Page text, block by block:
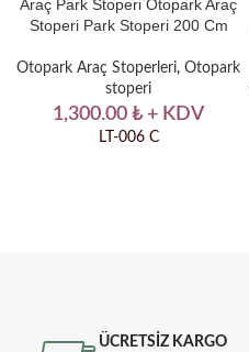
Araç Park Stoperi Otopark Araç
Stoperi Park Stoperi 200 Cm
Otopark Araç Stoperleri, Otopark
stoperi
1,300.00 ₺ + KDV
LT-006 C
ÜCRETSİZ KARGO